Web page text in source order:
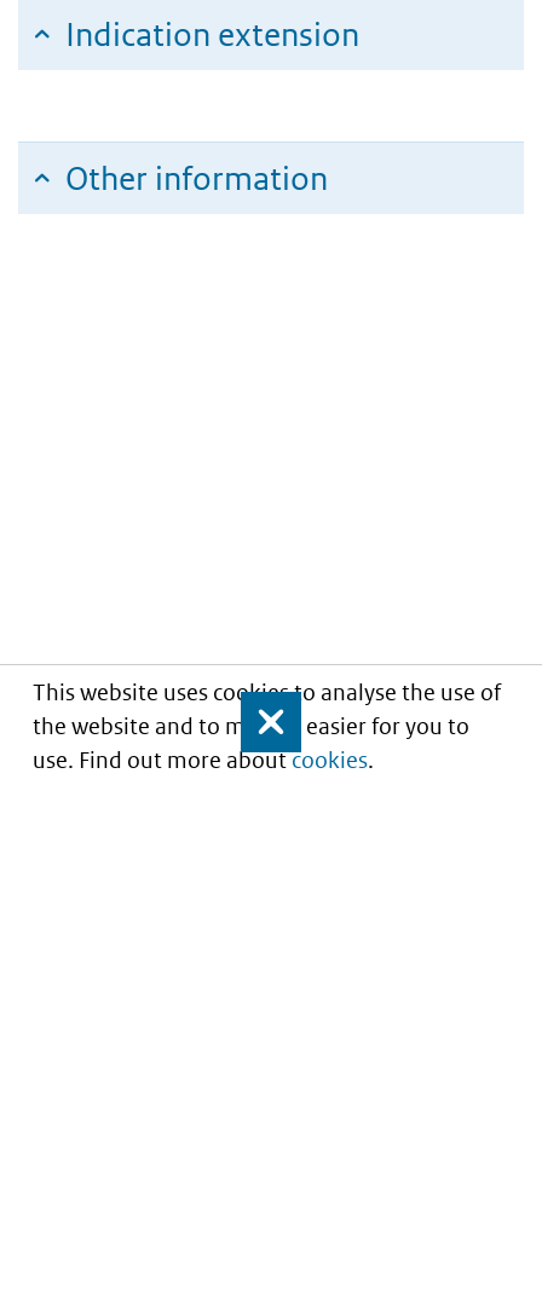
This website uses cookies to analyse the use of
the website and to make it easier for you to
use. Find out more aboutcookies.
Close
Indication extension
Other information